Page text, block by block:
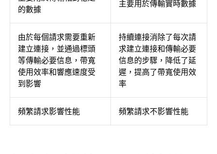
的數據
主要用於傳輸實時數據
由於每個請求需要重新
建立連接，並通過標頭
等傳輸必要信息，帶寬
使用效率和響應速度受
到影響
持續連接消除了每次請
求建立連接和傳輸必要
信息的步驟，降低了延
遲，提高了帶寬使用效
率
頻繁請求影響性能 頻繁請求不影響性能